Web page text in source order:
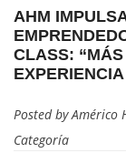
AHM
CLASS:
Posted byAmérico
Categoría